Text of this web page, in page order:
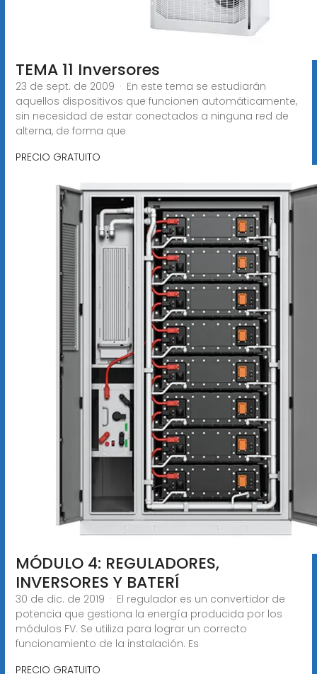
TEMA 11 Inversores
23 de sept. de 2009 · En este tema se estudiarán
aquellos dispositivos que funcionen automáticamente,
sin necesidad de estar conectados a ninguna red de
alterna, de forma que
PRECIO GRATUITO
MÓDULO 4: REGULADORES,
INVERSORES Y BATERÍ
30 de dic. de 2019 · El regulador es un convertidor de
potencia que gestiona la energía producida por los
módulos FV. Se utiliza para lograr un correcto
funcionamiento de la instalación. Es
PRECIO GRATUITO